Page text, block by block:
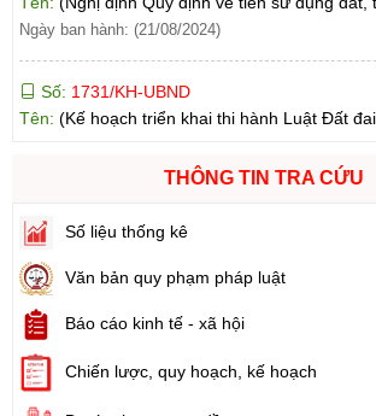
Ngày ban hành: (21/08/2024)
71/2024/NĐ-CP
Ngày ban hành: (21/08/2024)
Số:31/2024/QH15
Tên:
Ngày ban hành: (21/08/2024)
Số:
THÔNG TIN TRA CỨU
Số liệu thống kê
Văn bản quy phạm pháp luật
Báo cáo kinh tế - xã hội
Chiến lược, quy hoạch, kế hoạch